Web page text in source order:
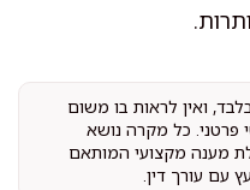
ואין לראות בו משום
פרטני. כל מקרה נושא
מענה מקצועי המותאם
עם עורך דין.